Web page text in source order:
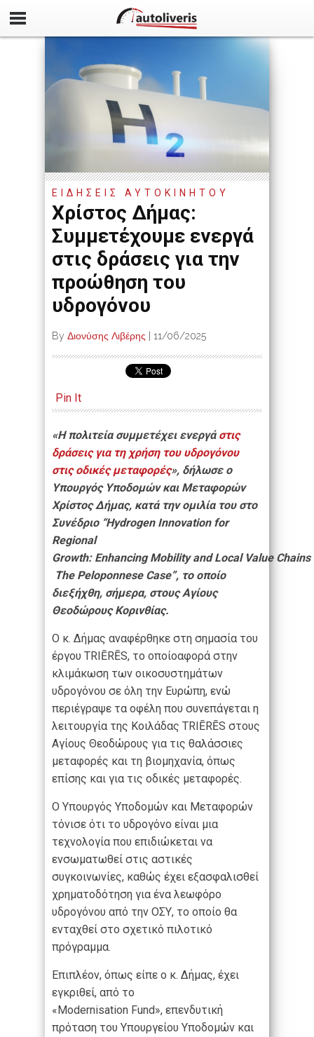
ΕΙΔΗΣΕΙΣ ΑΥΤΟΚΙΝΗΤΟΥ
Χρίστος Δήμας:
Συμμετέχουμε ενεργά
στις δράσεις για την
προώθηση του
υδρογόνου
By Διονύσης Λιβέρης 11/06/2025
Pin It
«Η πολιτεία συμμετέχει ενεργά στις
δράσεις για τη χρήση του υδρογόνου
στις οδικές μεταφορές», δήλωσε ο
Υπουργός Υποδομών και Μεταφορών
Χρίστος Δήμας, κατά την ομιλία του στο
Συνέδριο “Hydrogen Innovation for
Regional
Growth: Enhancing Mobility and Local Value Chains
The Peloponnese Case”, το οποίο
διεξήχθη, σήμερα, στους Αγίους
Θεοδώρους Κορινθίας.
Ο κ. Δήμας αναφέρθηκε στη σημασία του
έργου TRIĒRĒS, το οποίοαφορά στην
κλιμάκωση των οικοσυστημάτων
υδρογόνου σε όλη την Ευρώπη, ενώ
περιέγραψε τα οφέλη που συνεπάγεται η
λειτουργία της Κοιλάδας TRIĒRĒS στους
Αγίους Θεοδώρους για τις θαλάσσιες
μεταφορές και τη βιομηχανία, όπως
επίσης και για τις οδικές μεταφορές.
Ο Υπουργός Υποδομών και Μεταφορών
τόνισε ότι το υδρογόνο είναι μια
τεχνολογία που επιδιώκεται να
ενσωματωθεί στις αστικές
συγκοινωνίες, καθώς έχει εξασφαλισθεί
χρηματοδότηση για ένα λεωφόρο
υδρογόνου από την ΟΣΥ, το οποίο θα
ενταχθεί στο σχετικό πιλοτικό
πρόγραμμα.
Επιπλέον, όπως είπε ο κ. Δήμας, έχει
εγκριθεί, από το
«Modernisation Fund», επενδυτική
πρόταση του Υπουργείου Υποδομών και